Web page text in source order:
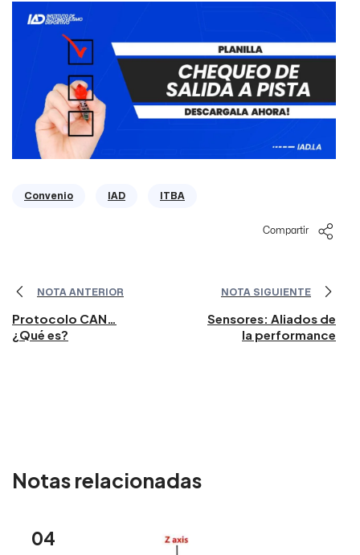
Convenio IAD ITBA
Compartir
NOTA ANTERIOR
Protocolo CAN…
¿Qué es?
NOTA SIGUIENTE
Sensores: Aliados de
la performance
Notas relacionadas
04